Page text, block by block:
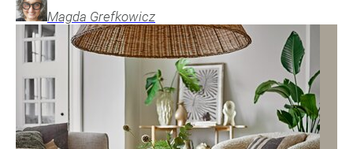
Magda Grefkowicz